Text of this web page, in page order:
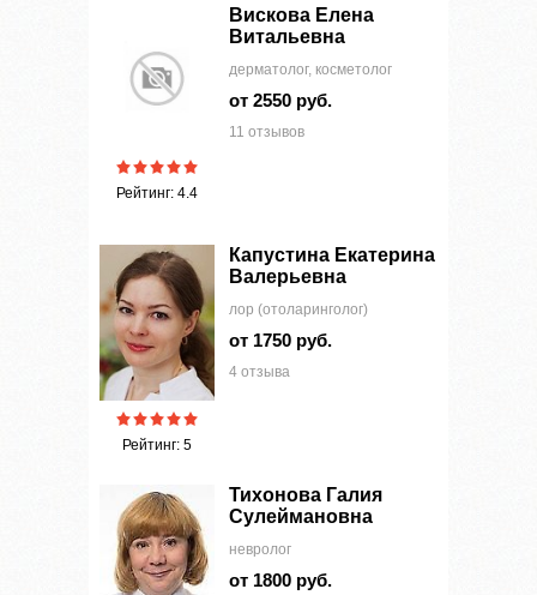
Рейтинг: 4.4
Вискова Елена
Витальевна
дерматолог, косметолог
от 2550 руб.
11 отзывов
Рейтинг: 5
Капустина Екатерина
Валерьевна
лор (отоларинголог)
от 1750 руб.
4 отзыва
Тихонова Галия
Сулеймановна
невролог
от 1800 руб.